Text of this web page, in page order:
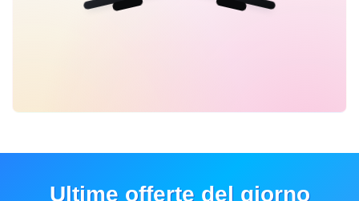
Ultime offerte del giorno